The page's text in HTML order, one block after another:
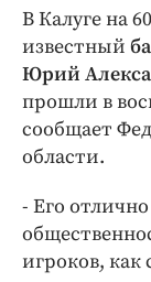
ПРОЕКТЫ
Блоги
В Калуге на
известный
Юрий
прошли в
сообщает
области.
- Его
игроков, как